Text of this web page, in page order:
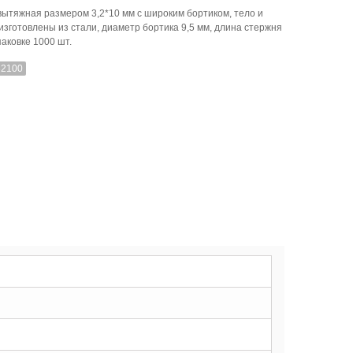
размером 3,2*10 мм с широким бортиком, тело и
из стали, диаметр бортика 9,5 мм, длина стержня
1000 шт.